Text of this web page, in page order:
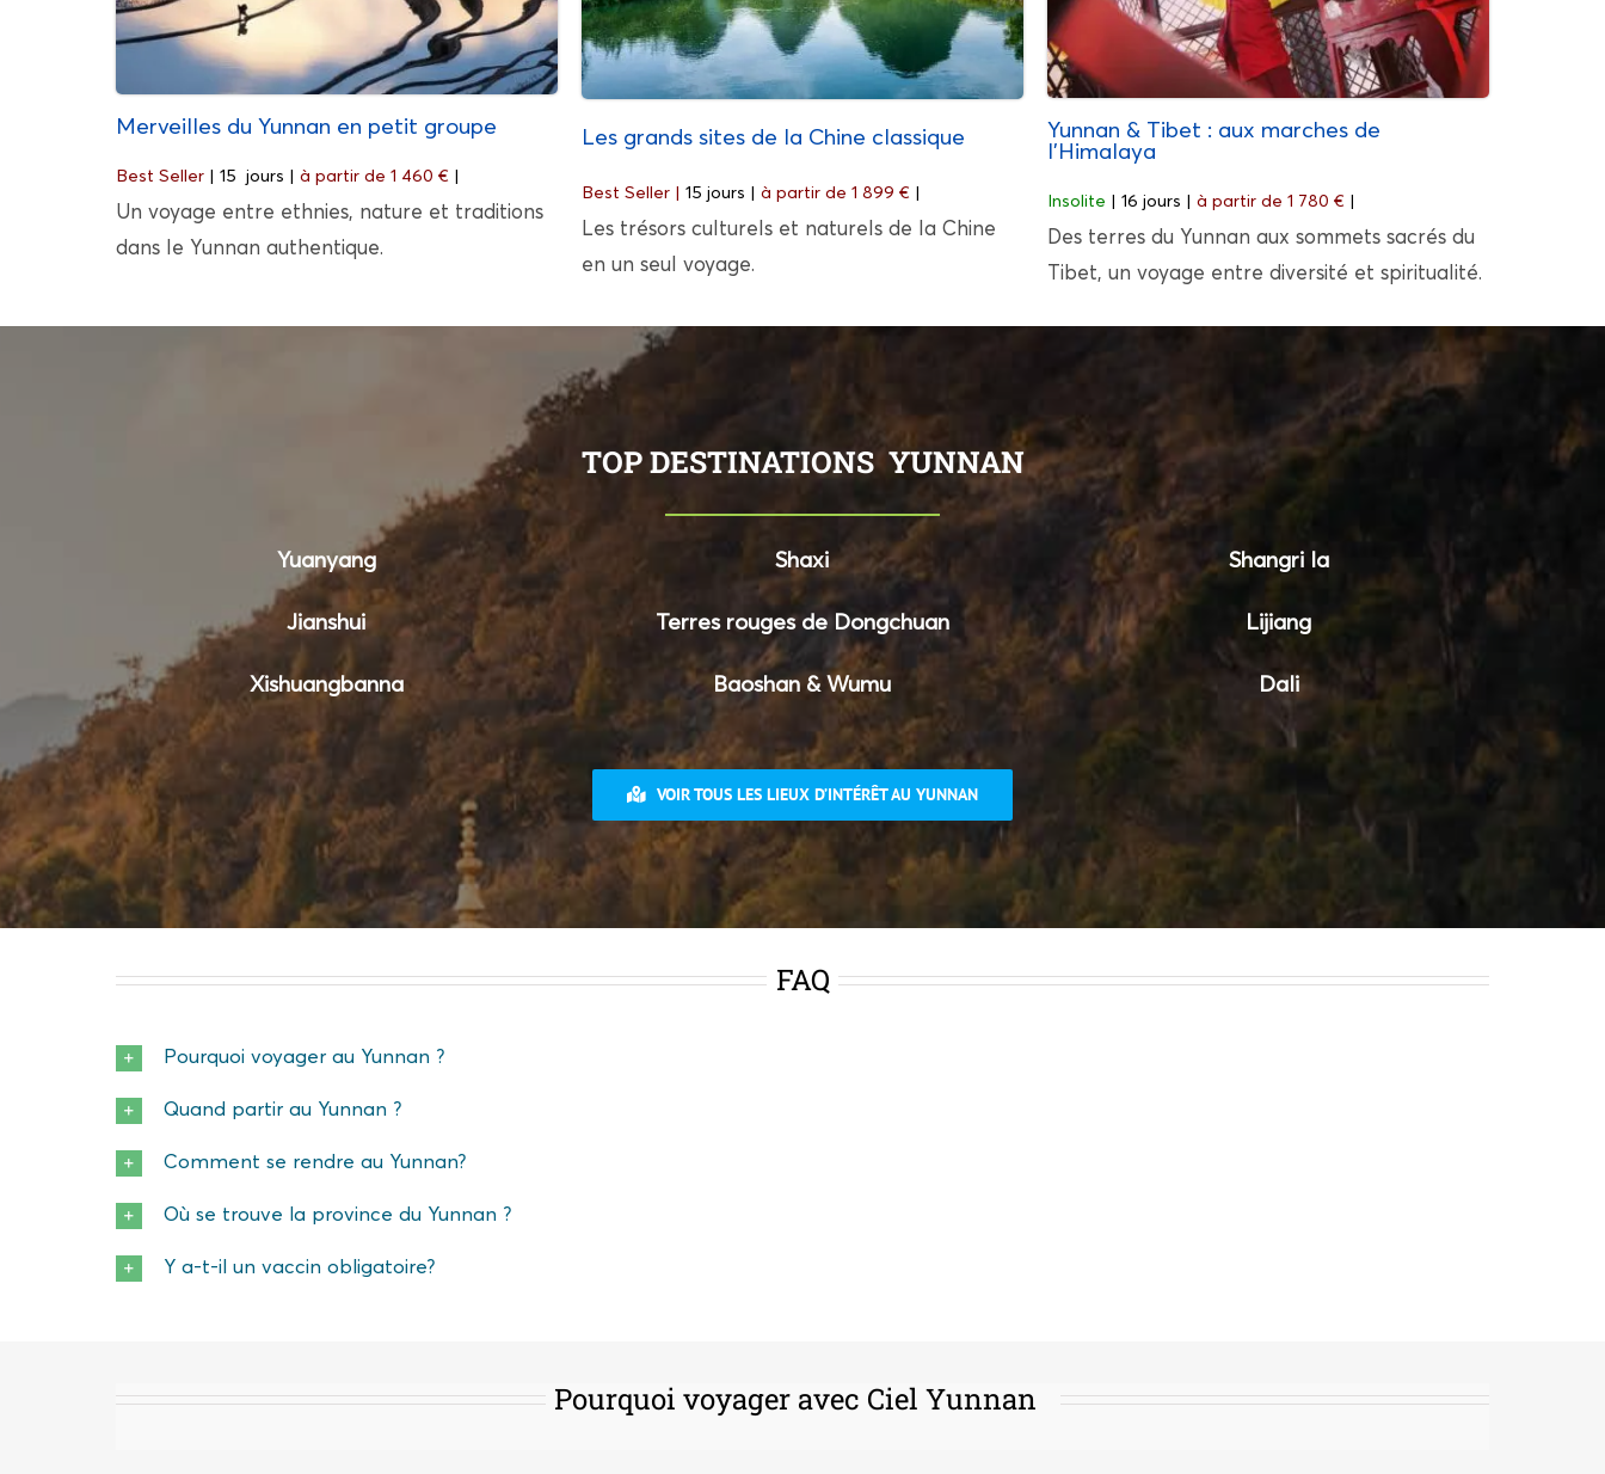
Merveilles du Yunnan en petit groupe
Best Seller | 15 jours | à partir de 1 460 € |
Un voyage entre ethnies, nature et traditions
dans le Yunnan authentique.
Les grands sites de la Chine classique
Best Seller | 15 jours | à partir de 1 899 € |
Les trésors culturels et naturels de la Chine
en un seul voyage.
Yunnan & Tibet : aux marches de
l’Himalaya
Insolite | 16 jours | à partir de 1 780 € |
Des terres du Yunnan aux sommets sacrés du
Tibet, un voyage entre diversité et spiritualité.
TOP DESTINATIONS YUNNAN
Yuanyang
Jianshui
Xishuangbanna
Shaxi
Terres rouges de Dongchuan
Baoshan & Wumu
Shangri la
Lijiang
Dali
VOIR TOUS LES LIEUX D’INTÉRÊT AU YUNNAN
FAQ
Pourquoi voyager au Yunnan ?
Quand partir au Yunnan ?
Comment se rendre au Yunnan?
Où se trouve la province du Yunnan ?
Y a-t-il un vaccin obligatoire?
Pourquoi voyager avec Ciel Yunnan